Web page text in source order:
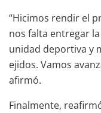
“Hicimos rendir el
nos falta entregar
unidad deportiva y
ejidos. Vamos
afirmó.
Finalmente,